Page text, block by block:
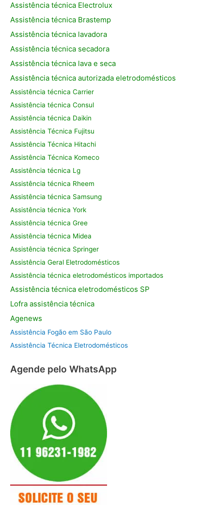
Assistência técnica Electrolux
Assistência técnica Brastemp
Assistência técnica lavadora
Assistência técnica secadora
Assistência técnica lava e seca
Assistência técnica autorizada eletrodomésticos
Assistência técnica Carrier
Assistência técnica Consul
Assistência técnica Daikin
Assistência Técnica Fujitsu
Assistência Técnica Hitachi
Assistência Técnica Komeco
Assistência técnica Lg
Assistência técnica Rheem
Assistência técnica Samsung
Assistência técnica York
Assistência técnica Gree
Assistência técnica Midea
Assistência técnica Springer
Assistência Geral Eletrodomésticos
Assistência técnica eletrodomésticos importados
Assistência técnica eletrodomésticos SP
Lofra assistênciatécnica
Agenews
Assistência Fogão em São Paulo
Assistência Técnica Eletrodomésticos
Agende pelo WhatsApp